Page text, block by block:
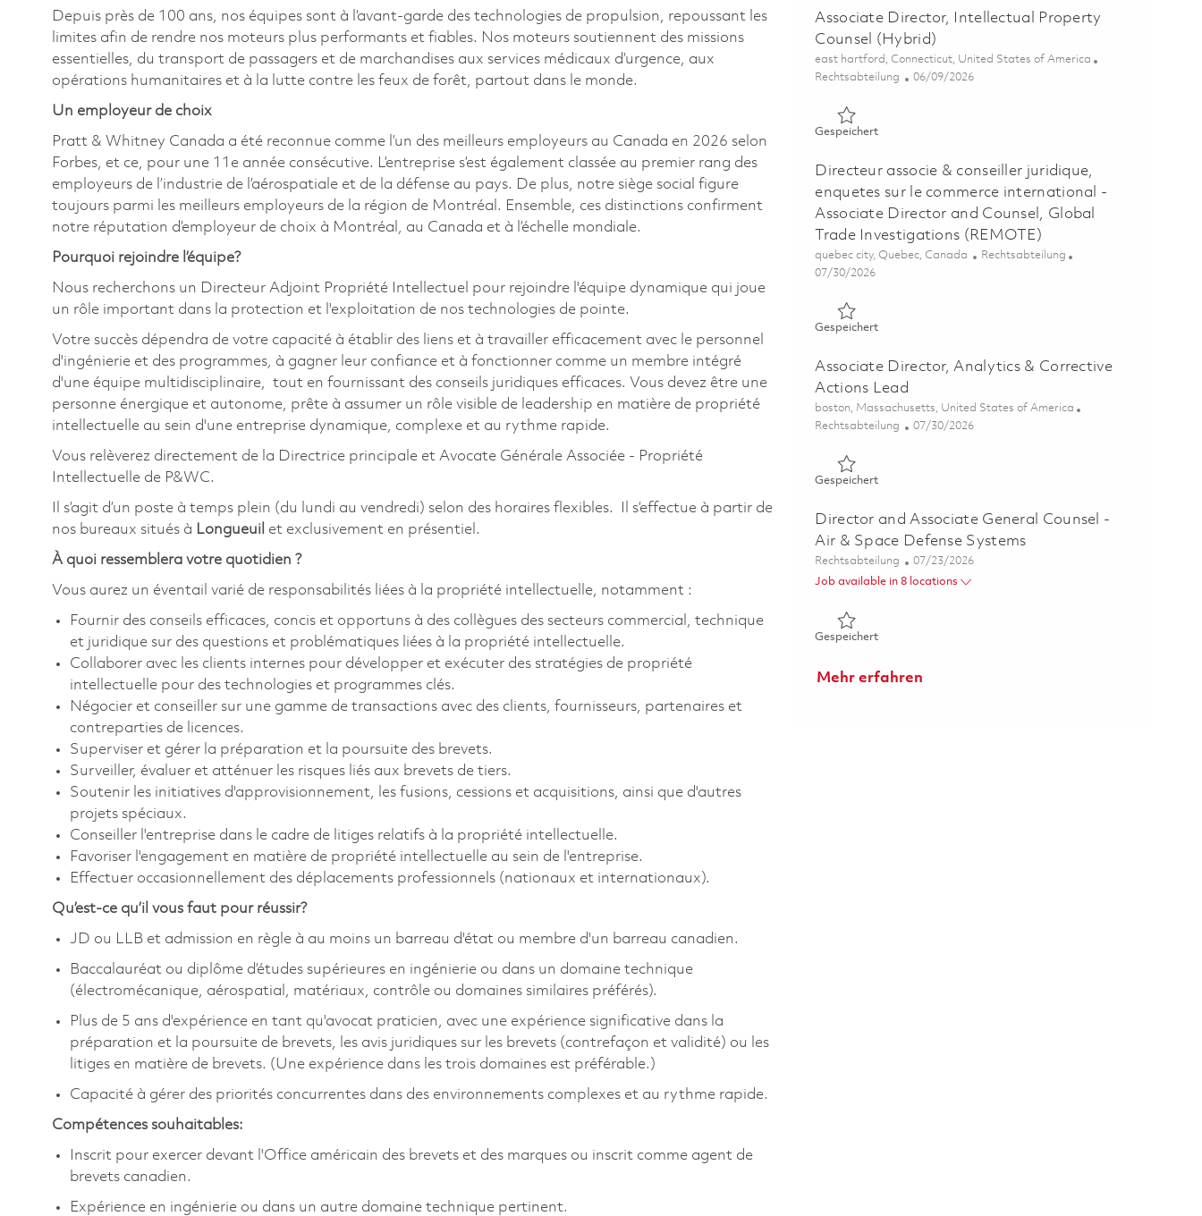
Depuis près de 100 ans, nos équipes sont à l’avant-garde des technologies de propulsion, repoussant les
limites afin de rendre nos moteurs plus performants et fiables. Nos moteurs soutiennent des missions
essentielles, du transport de passagers et de marchandises aux services médicaux d’urgence, aux
opérations humanitaires et à la lutte contre les feux de forêt, partout dans le monde.
Un employeur de choix
Pratt & Whitney Canada a été reconnue comme l’un des meilleurs employeurs au Canada en 2026 selon
Forbes, et ce, pour une 11e année consécutive. L’entreprise s’est également classée au premier rang des
employeurs de l’industrie de l’aérospatiale et de la défense au pays. De plus, notre siège social figure
toujours parmi les meilleurs employeurs de la région de Montréal. Ensemble, ces distinctions confirment
notre réputation d’employeur de choix à Montréal, au Canada et à l’échelle mondiale.
Pourquoi rejoindre l’équipe?
Nous recherchons un Directeur Adjoint Propriété Intellectuel pour rejoindre l'équipe dynamique qui joue
un rôle important dans la protection et l'exploitation de nos technologies de pointe.
Votre succès dépendra de votre capacité à établir des liens et à travailler efficacement avec le personnel
d'ingénierie et des programmes, à gagner leur confiance et à fonctionner comme un membre intégré
d'une équipe multidisciplinaire, tout en fournissant des conseils juridiques efficaces. Vous devez être une
personne énergique et autonome, prête à assumer un rôle visible de leadership en matière de propriété
intellectuelle au sein d'une entreprise dynamique, complexe et au rythme rapide.
Vous relèverez directement de la Directrice principale et Avocate Générale Associée - Propriété
Intellectuelle de P&WC.
Il s’agit d’un poste à temps plein (du lundi au vendredi) selon des horaires flexibles. Il s’effectue à partir de
nos bureaux situés à Longueuil et exclusivement en présentiel.
À quoi ressemblera votre quotidien ?
Vous aurez un éventail varié de responsabilités liées à la propriété intellectuelle, notamment :
Fournir des conseils efficaces, concis et opportuns à des collègues des secteurs commercial, technique
et juridique sur des questions et problématiques liées à la propriété intellectuelle.
Collaborer avec les clients internes pour développer et exécuter des stratégies de propriété
intellectuelle pour des technologies et programmes clés.
Négocier et conseiller sur une gamme de transactions avec des clients, fournisseurs, partenaires et
contreparties de licences.
Superviser et gérer la préparation et la poursuite des brevets.
Surveiller, évaluer et atténuer les risques liés aux brevets de tiers.
Soutenir les initiatives d'approvisionnement, les fusions, cessions et acquisitions, ainsi que d'autres
projets spéciaux.
Conseiller l'entreprise dans le cadre de litiges relatifs à la propriété intellectuelle.
Favoriser l'engagement en matière de propriété intellectuelle au sein de l'entreprise.
Effectuer occasionnellement des déplacements professionnels (nationaux et internationaux).
Qu’est-ce qu’il vous faut pour réussir?
JD ou LLB et admission en règle à au moins un barreau d'état ou membre d'un barreau canadien.
Baccalauréat ou diplôme d’études supérieures en ingénierie ou dans un domaine technique
(électromécanique, aérospatial, matériaux, contrôle ou domaines similaires préférés).
Plus de 5 ans d'expérience en tant qu'avocat praticien, avec une expérience significative dans la
préparation et la poursuite de brevets, les avis juridiques sur les brevets (contrefaçon et validité) ou les
litiges en matière de brevets. (Une expérience dans les trois domaines est préférable.)
Capacité à gérer des priorités concurrentes dans des environnements complexes et au rythme rapide.
Compétences souhaitables:
Inscrit pour exercer devant l'Office américain des brevets et des marques ou inscrit comme agent de
brevets canadien.
Expérience en ingénierie ou dans un autre domaine technique pertinent.
Associate Director, Intellectual Property
Counsel (Hybrid)
Ort
east hartford, Connecticut, United States of America
Kategorie
Rechtsabteilung Posted Date
06/09/2026
GespeichertGespeichert Associate Director, Intellectual Property
Directeur associe & conseiller juridique,
enquetes sur le commerce international -
Associate Director and Counsel, Global
Trade Investigations (REMOTE)
Ort
quebec city, Quebec, Canada Kategorie
Rechtsabteilung
Posted Date
07/30/2026
GespeichertGespeichert Directeur associe & conseiller juridique,
Associate Director, Analytics & Corrective
Actions Lead
Ort
boston, Massachusetts, United States of America
Kategorie
Rechtsabteilung Posted Date
07/30/2026
GespeichertGespeichert Associate Director, Analytics & Corrective
Director and Associate General Counsel -
Air & Space Defense Systems
Kategorie
Rechtsabteilung Posted Date
07/23/2026
Job available in 8 locations
GespeichertGespeichert Director and Associate General Counsel - Air &
Mehr erfahren